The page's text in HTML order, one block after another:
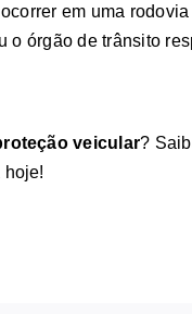
em uma
o órgão de trânsito
veicular?
hoje!